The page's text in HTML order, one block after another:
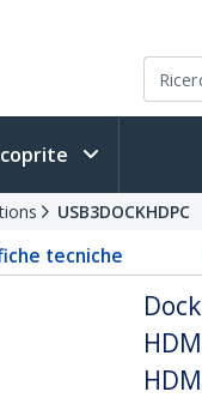
USB3DOCKHDPC
tecniche